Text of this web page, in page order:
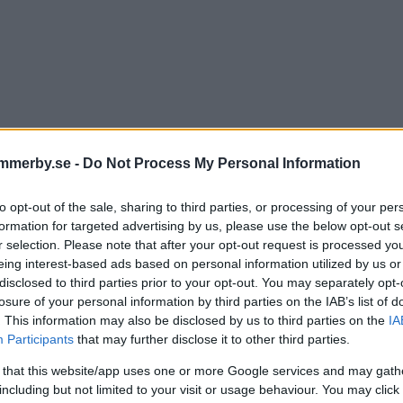
- Do Not Process My Personal Information
opt-out of the sale, sharing to third parties, or processing of your
for targeted advertising by us, please use the below opt-out
selection. Please note that after your opt-out request is processed
interest-based ads based on personal information utilized by us
to third parties prior to your opt-out. You may separately
of your personal information by third parties on the IAB’s list of
This information may also be disclosed by us to third parties on the
Participants that may further disclose it to other third parties.
that this website/app uses one or more Google services and may
but not limited to your visit or usage behaviour. You may
är nya numret av Veckans
– så enkelt blir du
VIMMERBY 13 november 2021 04.00